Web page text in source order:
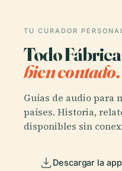
TU CURADOR
Todo
bien contado.
Guías de audio para
países. Historia,
disponibles sin
Descargar la app